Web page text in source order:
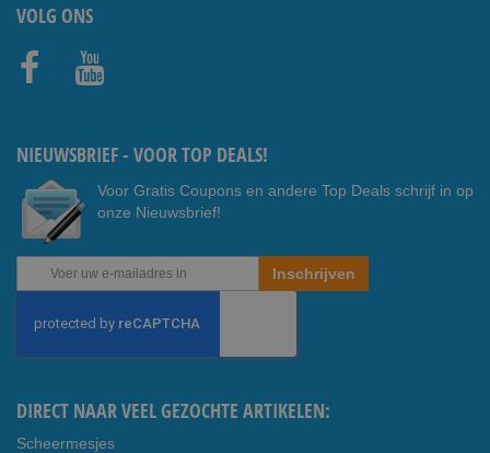
VOLG ONS
NIEUWSBRIEF - VOOR TOP DEALS!
Voor Gratis Coupons en andere Top Deals schrijf in op
onze Nieuwsbrief!
Abonneer
u
onze
nieuwsbrief
Inschrijven
DIRECT NAAR VEEL GEZOCHTE ARTIKELEN:
Scheermesjes